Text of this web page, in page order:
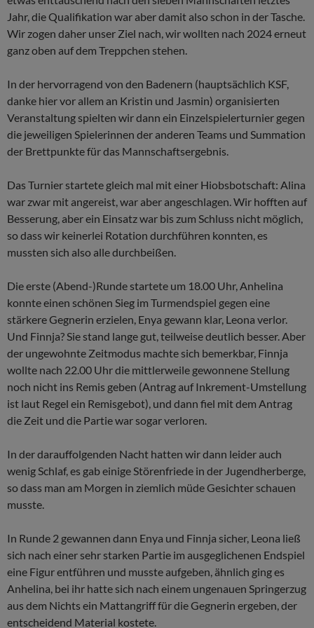
Jahr, die Qualifikation war aber damit also schon in der Tasche.
Wir zogen daher unser Ziel nach, wir wollten nach 2024 erneut
ganz oben auf dem Treppchen stehen.
In der hervorragend von den Badenern (hauptsächlich KSF,
danke hier vor allem an Kristin und Jasmin) organisierten
Veranstaltung spielten wir dann ein Einzelspielerturnier gegen
die jeweiligen Spielerinnen der anderen Teams und Summation
der Brettpunkte für das Mannschaftsergebnis.
Das Turnier startete gleich mal mit einer Hiobsbotschaft: Alina
war zwar mit angereist, war aber angeschlagen. Wir hofften auf
Besserung, aber ein Einsatz war bis zum Schluss nicht möglich,
so dass wir keinerlei Rotation durchführen konnten, es
mussten sich also alle durchbeißen.
Die erste (Abend-)Runde startete um 18.00 Uhr, Anhelina
konnte einen schönen Sieg im Turmendspiel gegen eine
stärkere Gegnerin erzielen, Enya gewann klar, Leona verlor.
Und Finnja? Sie stand lange gut, teilweise deutlich besser. Aber
der ungewohnte Zeitmodus machte sich bemerkbar, Finnja
wollte nach 22.00 Uhr die mittlerweile gewonnene Stellung
noch nicht ins Remis geben (Antrag auf Inkrement-Umstellung
ist laut Regel ein Remisgebot), und dann fiel mit dem Antrag
die Zeit und die Partie war sogar verloren.
In der darauffolgenden Nacht hatten wir dann leider auch
wenig Schlaf, es gab einige Störenfriede in der Jugendherberge,
so dass man am Morgen in ziemlich müde Gesichter schauen
musste.
In Runde 2 gewannen dann Enya und Finnja sicher, Leona ließ
sich nach einer sehr starken Partie im ausgeglichenen Endspiel
eine Figur entführen und musste aufgeben, ähnlich ging es
Anhelina, bei ihr hatte sich nach einem ungenauen Springerzug
aus dem Nichts ein Mattangriff für die Gegnerin ergeben, der
entscheidend Material kostete.